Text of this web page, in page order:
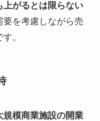
がるとは限らない
を考慮しながら売
。
模商業施設の開業